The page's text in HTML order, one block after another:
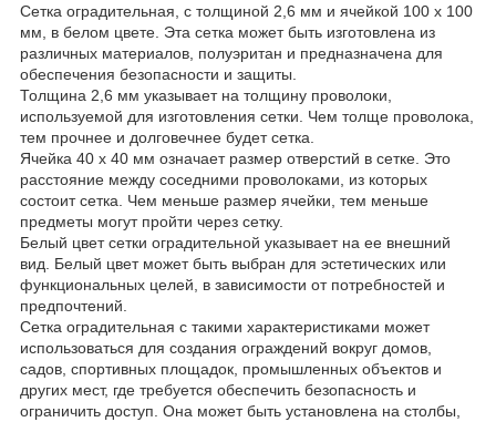
Сетка оградительная, с толщиной 2,6 мм и ячейкой 100 х 100
мм, в белом цвете. Эта сетка может быть изготовлена из
различных материалов, полуэритан и предназначена для
обеспечения безопасности и защиты.
Толщина 2,6 мм указывает на толщину проволоки,
используемой для изготовления сетки. Чем толще проволока,
тем прочнее и долговечнее будет сетка.
Ячейка 40 х 40 мм означает размер отверстий в сетке. Это
расстояние между соседними проволоками, из которых
состоит сетка. Чем меньше размер ячейки, тем меньше
предметы могут пройти через сетку.
Белый цвет сетки оградительной указывает на ее внешний
вид. Белый цвет может быть выбран для эстетических или
функциональных целей, в зависимости от потребностей и
предпочтений.
Сетка оградительная с такими характеристиками может
использоваться для создания ограждений вокруг домов,
садов, спортивных площадок, промышленных объектов и
других мест, где требуется обеспечить безопасность и
ограничить доступ. Она может быть установлена на столбы,